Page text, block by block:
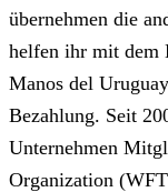
übernehmen die
helfen ihr mit dem
Manos del
Bezahlung. Seit
Unternehmen
Organization